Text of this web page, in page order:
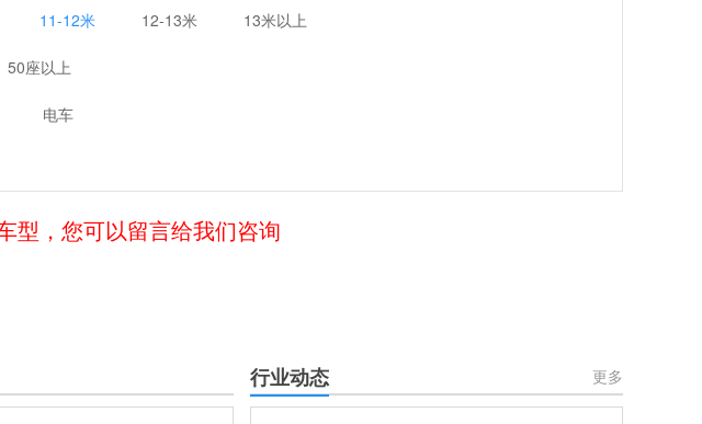
11-12米 12-13米 13米以上
50座以上
电车
型，您可以留言给我们咨询
行业动态 更多